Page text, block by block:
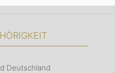
Deutschland